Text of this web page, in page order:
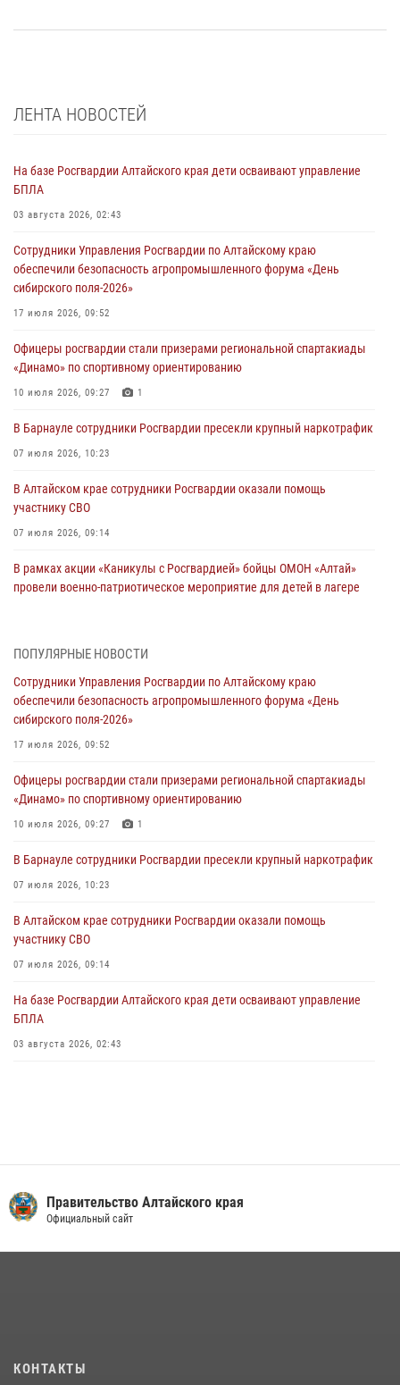
ЛЕНТА НОВОСТЕЙ
На базе Росгвардии Алтайского края дети осваивают управление
БПЛА
03 августа 2026, 02:43
Сотрудники Управления Росгвардии по Алтайскому краю
обеспечили безопасность агропромышленного форума «День
сибирского поля-2026»
17 июля 2026, 09:52
Офицеры росгвардии стали призерами региональной спартакиады
«Динамо» по спортивному ориентированию
10 июля 2026, 09:27 1
В Барнауле сотрудники Росгвардии пресекли крупный наркотрафик
07 июля 2026, 10:23
В Алтайском крае сотрудники Росгвардии оказали помощь
участнику СВО
07 июля 2026, 09:14
В рамках акции «Каникулы с Росгвардией» бойцы ОМОН «Алтай»
провели военно-патриотическое мероприятие для детей в лагере
акции «Коробка храбрости»
Сотрудники Росгвардии провели встречу с юными пограничниками
03 июля 2026, 04:03
Управление Росгвардии по Алтайскому краю провело для детей
02 июля 2026, 00:55
Алтайскому краю подведены итоги «прямой линии»
01 июля 2026, 07:49
ПОПУЛЯРНЫЕ НОВОСТИ
Сотрудники Управления Росгвардии по Алтайскому краю
обеспечили безопасность агропромышленного форума «День
сибирского поля-2026»
17 июля 2026, 09:52
Офицеры росгвардии стали призерами региональной спартакиады
«Динамо» по спортивному ориентированию
10 июля 2026, 09:27 1
В Барнауле сотрудники Росгвардии пресекли крупный наркотрафик
07 июля 2026, 10:23
В Алтайском крае сотрудники Росгвардии оказали помощь
участнику СВО
07 июля 2026, 09:14
На базе Росгвардии Алтайского края дети осваивают управление
БПЛА
03 августа 2026, 02:43
Правительство Алтайского края
Официальный сайт
КОНТАКТЫ